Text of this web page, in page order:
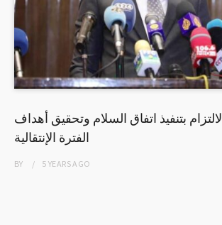
بتنفيذ اتفاق السلام وتحقيق أهداف
الفترة الإنتقالية
BY 5 YEARSAGO